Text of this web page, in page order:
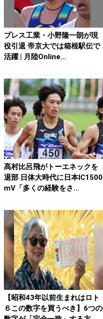
プレス工業・小野隆一朗が現
役引退 帝京大では箱根駅伝で
活躍 | 月陸Online...
髙村比呂飛がトーエネックを
退部 日体大時代に日本IC1500
mV「多くの経験をさ...
【昭和43年以前生まれはロト
６この数字を買うべき】6つの